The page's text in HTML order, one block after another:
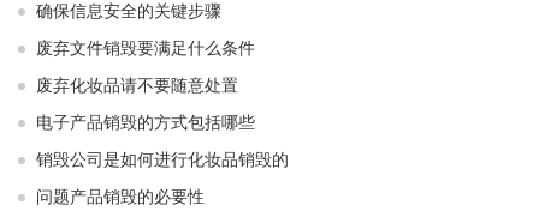
确保信息安全的关键步骤
废弃文件销毁要满足什么条件
废弃化妆品请不要随意处置
电子产品销毁的方式包括哪些
销毁公司是如何进行化妆品销毁的
问题产品销毁的必要性